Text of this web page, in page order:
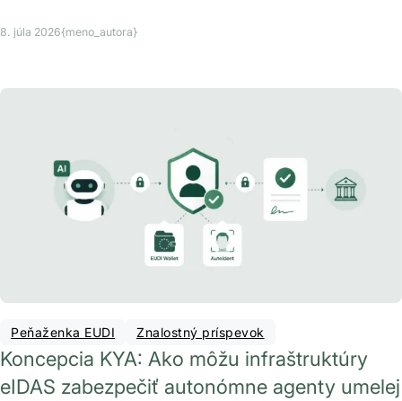
8. júla 2026{meno_autora}
Peňaženka EUDI Znalostný príspevok
Koncepcia KYA: Ako môžu infraštruktúry
eIDAS zabezpečiť autonómne agenty umelej